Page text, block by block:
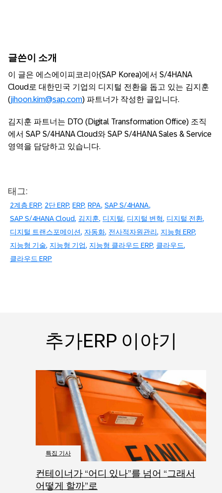
글쓴이 소개
이 글은 에스에이피코리아(SAP Korea)에서 S/4HANA
Cloud로 대한민국 기업의 디지털 전환을 돕고 있는 김지훈
(jihoon.kim@sap.com) 파트너가 작성한 글입니다.
김지훈 파트너는 DTO (Digital Transformation Office) 조직
에서 SAP S/4HANA Cloud와 SAP S/4HANA Sales & Service
영역을 담당하고 있습니다.
태그:
2계층 ERP 2단 ERP ERP RPA SAP S/4HANA
SAP S/4HANA Cloud 김지훈 디지털 디지털 변혁
디지털 전환
디지털 트랜스포메이션
자동화 전사적자원관리
지능형 ERP
지능형 기술 지능형 기업 지능형 클라우드 ERP 클라우드
클라우드 ERP
추가ERP 이야기
특집 기사
컨테이너가 “어디 있나”를 넘어 “그래서
어떻게 할까”로